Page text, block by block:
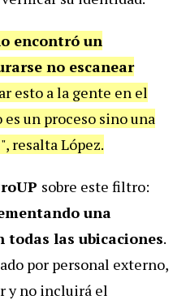
encontró un
no escanear
esto a la gente en el
un proceso sino una
resalta López.
sobre este filtro:
una
todas las ubicaciones.
por personal externo,
y no incluirá el